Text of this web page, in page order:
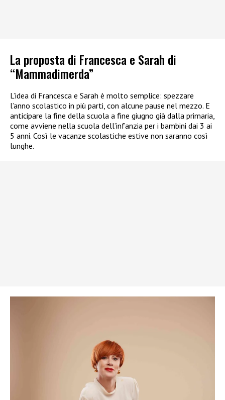
La proposta di Francesca e Sarah di
“Mammadimerda”
L’idea di Francesca e Sarah è molto semplice: spezzare
l’anno scolastico in più parti, con alcune pause nel mezzo. E
anticipare la fine della scuola a fine giugno già dalla primaria,
come avviene nella scuola dell’infanzia per i bambini dai 3 ai
5 anni. Così le vacanze scolastiche estive non saranno così
lunghe.